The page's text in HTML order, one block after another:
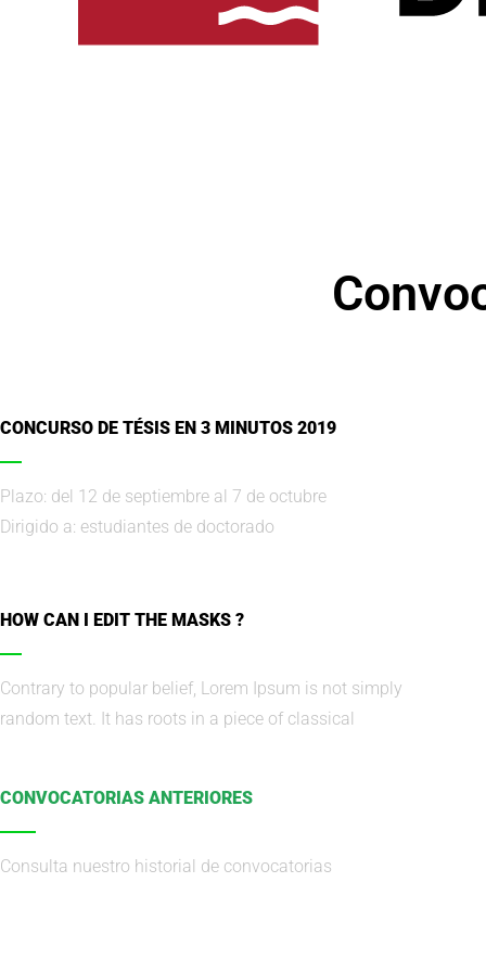
CONCURSO DE TÉSIS EN 3 MINUTOS 2019
Plazo: del 12 de septiembre al 7 de octubre
Dirigido a: estudiantes de doctorado
HOW CAN I EDIT THE MASKS ?
Contrary to popular belief, Lorem Ipsum is not simply
random text. It has roots in a piece of classical
CONVOCATORIAS ANTERIORES
Consulta nuestro historial de convocatorias